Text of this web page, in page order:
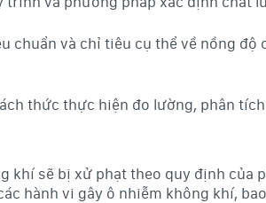
chuẩn và chỉ tiêu cụ thể về nồng độ
thức thực hiện đo lường, phân
khí sẽ bị xử phạt theo quy định
hành vi gây ô nhiễm không khí,